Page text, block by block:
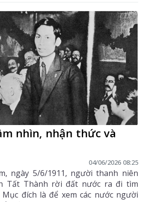
nhìn, nhận thức và
04/06/2026 08:25
ngày 5/6/1911, người thanh niên
Tất Thành rời đất nước ra đi tìm
đích là để xem các nước người